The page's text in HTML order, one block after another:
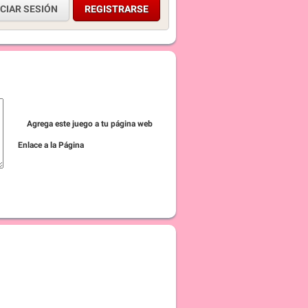
SESIÓN REGISTRARSE
Agrega este juego a tu página web
Enlace a la Página